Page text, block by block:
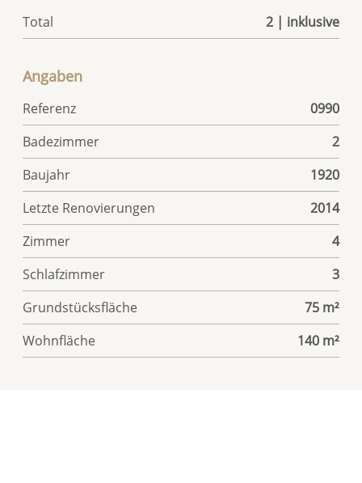
Total 2 | inklusive
Angaben
Referenz
0990
Badezimmer
2
Baujahr
1920
Letzte Renovierungen
2014
Zimmer
4
Schlafzimmer
3
Grundstücksfläche
75 m²
Wohnfläche
140 m²